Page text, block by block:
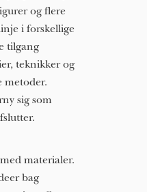
og flere
i forskellige
tilgang
teknikker og
metoder.
sig som
materialer.
bag